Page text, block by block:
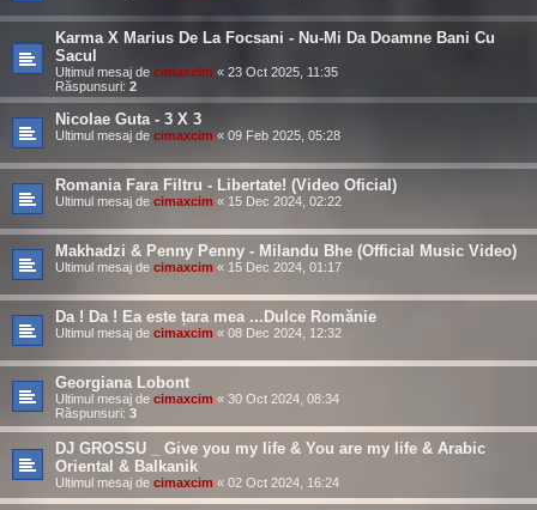
Karma X Marius De La Focsani - Nu-Mi Da Doamne Bani Cu
Sacul
Ultimul mesaj de cimaxcim « 23 Oct 2025, 11:35
Răspunsuri: 2
Nicolae Guta - 3 X 3
Ultimul mesaj de cimaxcim « 09 Feb 2025, 05:28
Romania Fara Filtru - Libertate! (Video Oficial)
Ultimul mesaj de cimaxcim « 15 Dec 2024, 02:22
Makhadzi & Penny Penny - Milandu Bhe (Official Music Video)
Ultimul mesaj de cimaxcim « 15 Dec 2024, 01:17
Da ! Da ! Ea este țara mea ...Dulce Romănie
Ultimul mesaj de cimaxcim « 08 Dec 2024, 12:32
Georgiana Lobont
Ultimul mesaj de cimaxcim « 30 Oct 2024, 08:34
Răspunsuri: 3
DJ GROSSU _ Give you my life & You are my life & Arabic
Oriental & Balkanik
Ultimul mesaj de cimaxcim « 02 Oct 2024, 16:24